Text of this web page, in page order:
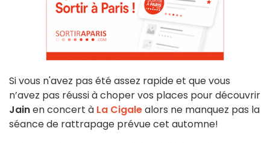
Si vous n'avez pas été assez rapide et que vous
n’avez pas réussi à choper vos places pour découvrir
Jainen concert à La Cigalealors ne manquez pas la
séance de rattrapage prévue cet automne!